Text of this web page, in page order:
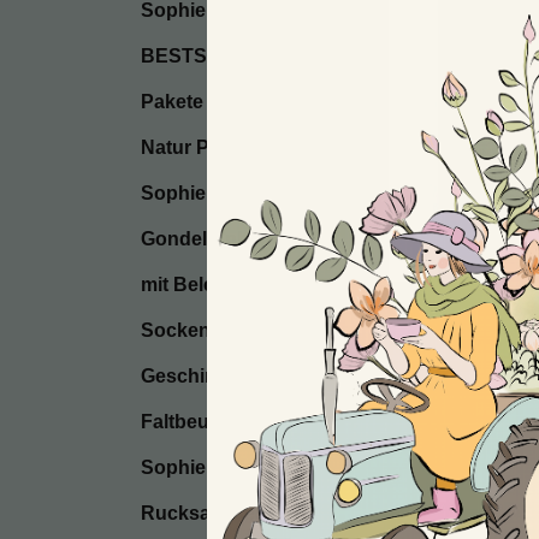
Sophie’s Seifen
BESTSELLER / Start
Pakete
Natur Postkarten
Sophie’s Seccos
Gondel Anhänger
mit Beleuchtung
Socken
Geschirrtücher
Faltbeutel
Sophie’s Kissen
Rucksackbeutel